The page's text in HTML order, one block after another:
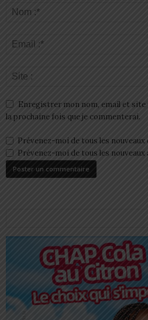
Enregistrer mon nom, email et site
la prochaine fois que je commenterai.
Prévenez-moi de tous les
Prévenez-moi de tous les